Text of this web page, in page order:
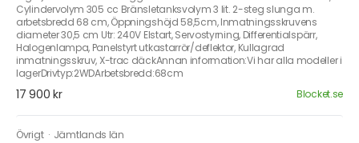
Cylindervolym 305 cc Bränsletanksvolym 3 lit. 2-steg slunga m.
arbetsbredd 68 cm, Öppningshöjd 58,5cm, Inmatningsskruvens
diameter 30,5 cm Utr: 240V Elstart, Servostyrning, Differentialspärr,
Halogenlampa, Panelstyrt utkastarrör/deflektor, Kullagrad
inmatningsskruv, X-trac däckAnnan information:Vi har alla modeller i
lagerDrivtyp:2WDArbetsbredd:68cm
17 900 kr Blocket.se
Övrigt · Jämtlands län